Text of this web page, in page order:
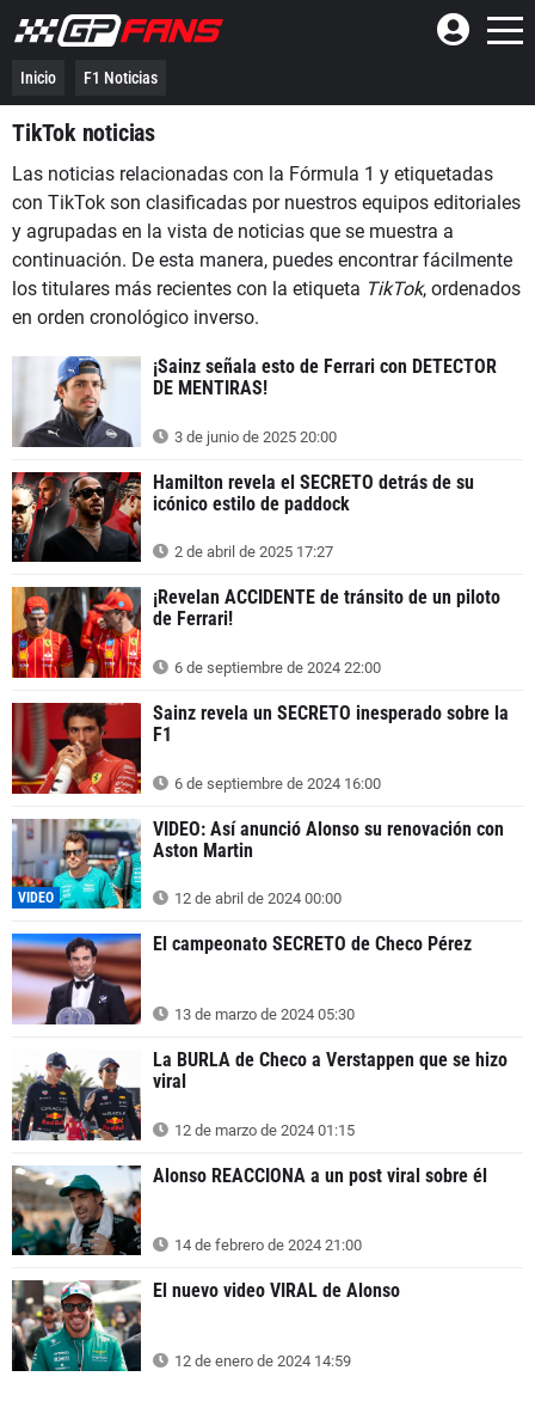
Inicio F1 Noticias
TikTok noticias
Las noticias relacionadas con la Fórmula 1 y etiquetadas
con TikTok son clasificadas por nuestros equipos editoriales
y agrupadas en la vista de noticias que se muestra a
continuación. De esta manera, puedes encontrar fácilmente
los titulares más recientes con la etiqueta TikTok, ordenados
en orden cronológico inverso.
¡Sainz señala esto de Ferrari con DETECTOR
DE MENTIRAS!
3 de junio de 2025 20:00
Hamilton revela el SECRETO detrás de su
icónico estilo de paddock
2 de abril de 2025 17:27
¡Revelan ACCIDENTE de tránsito de un piloto
de Ferrari!
6 de septiembre de 2024 22:00
Sainz revela un SECRETO inesperado sobre la
F1
6 de septiembre de 2024 16:00
VIDEO
VIDEO: Así anunció Alonso su renovación con
Aston Martin
12 de abril de 2024 00:00
El campeonato SECRETO de Checo Pérez
13 de marzo de 2024 05:30
La BURLA de Checo a Verstappen que se hizo
viral
12 de marzo de 2024 01:15
Alonso REACCIONA a un post viral sobre él
14 de febrero de 2024 21:00
El nuevo video VIRAL de Alonso
12 de enero de 2024 14:59